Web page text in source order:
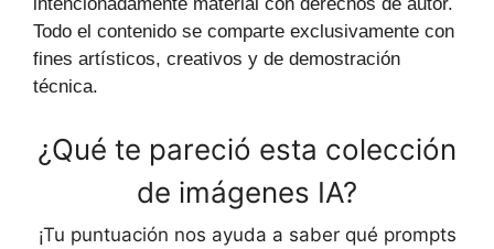
Todo el contenido se comparte exclusivamente con
fines artísticos, creativos y de demostración
técnica.
¿Qué te pareció esta colección
de imágenes IA?
¡Tu puntuación nos ayuda a saber qué prompts